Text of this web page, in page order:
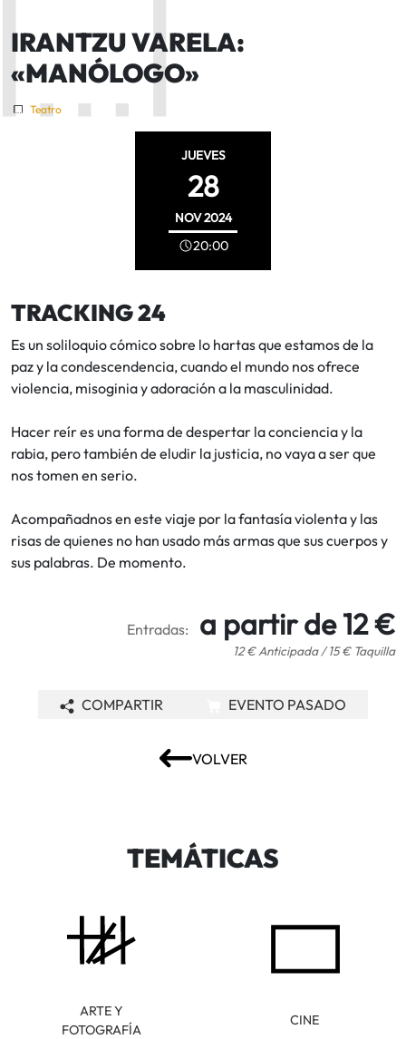
IRANTZU VARELA:
«MANÓLOGO»
Teatro
JUEVES
28
NOV2024
20:00
TRACKING 24
Es un soliloquio cómico sobre lo hartas que estamos de la
paz y la condescendencia, cuando el mundo nos ofrece
violencia, misoginia y adoración a la masculinidad.
Hacer reír es una forma de despertar la conciencia y la
rabia, pero también de eludir la justicia, no vaya a ser que
nos tomen en serio.
Acompañadnos en este viaje por la fantasía violenta y las
risas de quienes no han usado más armas que sus cuerpos y
sus palabras. De momento.
Entradas: a partir de 12 €
12 € Anticipada / 15 € Taquilla
VOLVER
COMPARTIR EVENTO PASADO
TEMÁTICAS
ARTE Y
FOTOGRAFÍA
CINE